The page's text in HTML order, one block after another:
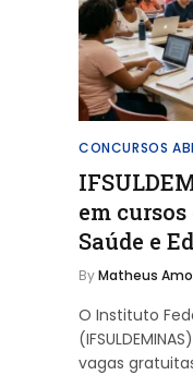
CONCURSOS
em
Saúde e
ByMatheus
O Instituto
vagas